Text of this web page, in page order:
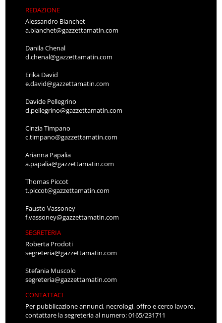
REDAZIONE
Alessandro Bianchet
a.bianchet@gazzettamatin.com
Danila Chenal
d.chenal@gazzettamatin.com
Erika David
e.david@gazzettamatin.com
Davide Pellegrino
d.pellegrino@gazzettamatin.com
Cinzia Timpano
c.timpano@gazzettamatin.com
Arianna Papalia
a.papalia@gazzettamatin.com
Thomas Piccot
t.piccot@gazzettamatin.com
Fausto Vassoney
f.vassoney@gazzettamatin.com
SEGRETERIA
Roberta Prodoti
segreteria@gazzettamatin.com
Stefania Muscolo
segreteria@gazzettamatin.com
CONTATTACI
Per pubblicazione annunci, necrologi, offro e cerco lavoro,
contattare la segreteria al numero: 0165/231711